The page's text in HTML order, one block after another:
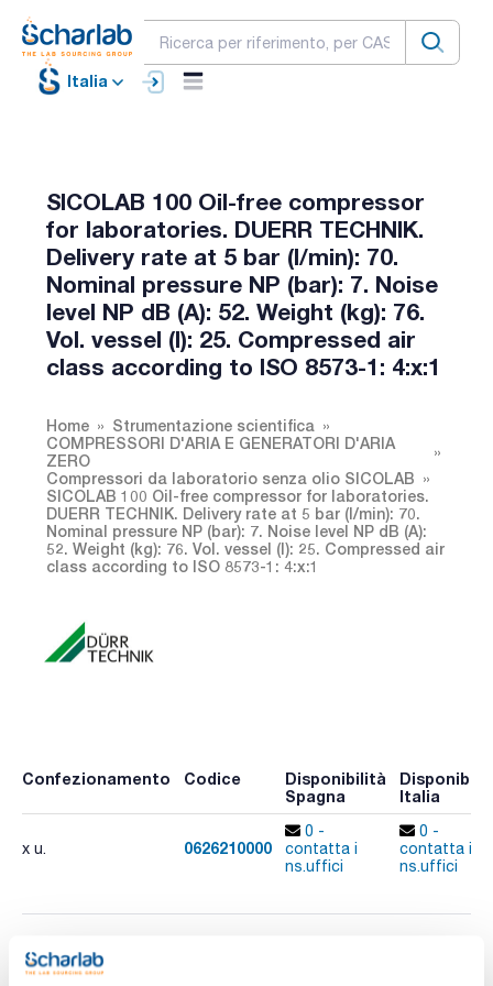
Italia
SICOLAB 100 Oil-free compressor
for laboratories. DUERR TECHNIK.
Delivery rate at 5 bar (l/min): 70.
Nominal pressure NP (bar): 7. Noise
level NP dB (A): 52. Weight (kg): 76.
Vol. vessel (l): 25. Compressed air
class according to ISO 8573-1: 4:x:1
Home
Strumentazione scientifica
COMPRESSORI D'ARIA E GENERATORI D'ARIA
ZERO
Compressori da laboratorio senza olio SICOLAB
SICOLAB 100 Oil-free compressor for laboratories.
DUERR TECHNIK. Delivery rate at 5 bar (l/min): 70.
Nominal pressure NP (bar): 7. Noise level NP dB (A):
52. Weight (kg): 76. Vol. vessel (l): 25. Compressed air
class according to ISO 8573-1: 4:x:1
Confezionamento Codice
Disponibilità
Spagna
Italia
x u. 0626210000
0 -
contatta i
ns.uffici
0 -
contatta i
ns.uffici
Stampa pagina prodotto